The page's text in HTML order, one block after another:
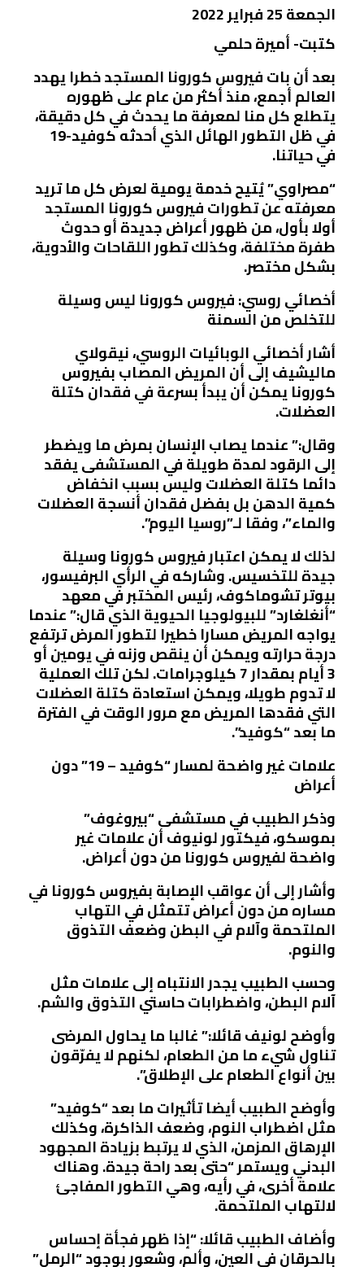
الجمعة 25 فبراير 2022
كتبت- أميرة حلمي
بعد أن بات فيروس كورونا المستجد خطرا يهدد
العالم أجمع، منذ أكثر من عام على ظهوره
يتطلع كل منا لمعرفة ما يحدث في كل دقيقة،
في ظل التطور الهائل الذي أحدثه كوفيد-19
في حياتنا.
“مصراوي” يُتيح خدمة يومية لعرض كل ما تريد
معرفته عن تطورات فيروس كورونا المستجد
أولا بأول، من ظهور أعراض جديدة أو حدوث
طفرة مختلفة، وكذلك تطور اللقاحات والأدوية،
بشكل مختصر.
أخصائي روسي: فيروس كورونا ليس وسيلة
للتخلص من السمنة
أشار أخصائي الوبائيات الروسي، نيقولاي
ماليشيف إلى أن المريض المصاب بفيروس
كورونا يمكن أن يبدأ بسرعة في فقدان كتلة
العضلات.
وقال:” عندما يصاب الإنسان بمرض ما ويضطر
إلى الرقود لمدة طويلة في المستشفى يفقد
دائما كتلة العضلات وليس بسبب انخفاض
كمية الدهن بل بفضل فقدان أنسجة العضلات
والماء”، وفقا لـ”روسيا اليوم”.
لذلك لا يمكن اعتبار فيروس كورونا وسيلة
جيدة للتخسيس. وشاركه في الرأي البرفيسور،
بيوتر تشوماكوف، رئيس المختبر في معهد
“أنغلغارد” للبيولوجيا الحيوية الذي قال:” عندما
يواجه المريض مسارا خطيرا لتطور المرض ترتفع
درجة حرارته ويمكن أن ينقص وزنه في يومين أو
3 أيام بمقدار 7 كيلوجرامات. لكن تلك العملية
لا تدوم طويلا، ويمكن استعادة كتلة العضلات
التي فقدها المريض مع مرور الوقت في الفترة
ما بعد “كوفيد”.
علامات غير واضحة لمسار “كوفيد – 19” دون
أعراض
وذكر الطبيب في مستشفى “بيروغوف”
بموسكو، فيكتور لونيوف أن علامات غير
واضحة لفيروس كورونا من دون أعراض.
وأشار إلى أن عواقب الإصابة بفيروس كورونا في
مساره من دون أعراض تتمثل في التهاب
الملتحمة وآلام في البطن وضعف التذوق
والنوم.
وحسب الطبيب يجدر الانتباه إلى علامات مثل
آلام البطن، واضطرابات حاستي التذوق والشم.
وأوضح لونيف قائلا:” غالبا ما يحاول المرضى
تناول شيء ما من الطعام، لكنهم لا يفرّقون
بين أنواع الطعام على الإطلاق”.
وأوضح الطبيب أيضا تأثيرات ما بعد “كوفيد”
مثل اضطراب النوم، وضعف الذاكرة، وكذلك
الإرهاق المزمن، الذي لا يرتبط بزيادة المجهود
البدني ويستمر “حتى بعد راحة جيدة. وهناك
علامة أخرى، في رأيه، وهي التطور المفاجئ
لالتهاب الملتحمة.
وأضاف الطبيب قائلا: “إذا ظهر فجأة إحساس
بالحرقان في العين، وألم، وشعور بوجود “الرمل”